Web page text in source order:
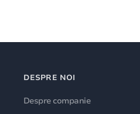
DESPRE NOI
Despre companie